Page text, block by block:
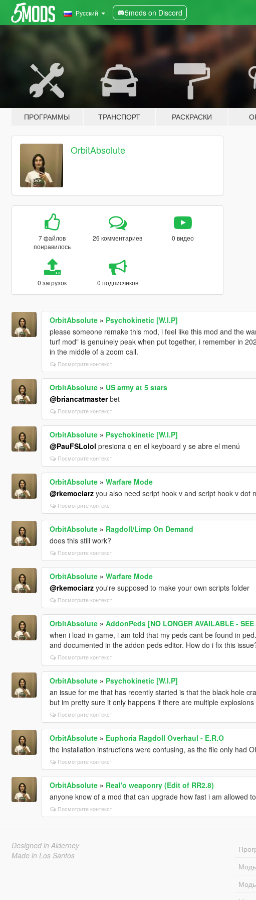
Русский 5mods on Discord
ПРОГРАММЫ ТРАНСПОРТ РАСКРАСКИ
OrbitAbsolute
7 файлов
понравилось
26 комментариев 0 видео
0 загрузок 0 подписчиков
OrbitAbsolute» Psychokinetic [W.I.P]
please someone remake this mod, i feel like this mod and the
turf mod" is genuinely peak when put together, i remember in
in the middle of a zoom call.
Посмотрите контекст
OrbitAbsolute» US army at 5 stars
@briancatmasterbet
Посмотрите контекст
OrbitAbsolute» Psychokinetic [W.I.P]
@PauFSLolol presiona q en el keyboard y se abre el menú
Посмотрите контекст
OrbitAbsolute» Warfare Mode
@rkemociarzyou also need script hook v and script hook v dot
Посмотрите контекст
OrbitAbsolute» Ragdoll/Limp On Demand
does this still work?
Посмотрите контекст
OrbitAbsolute» Warfare Mode
@rkemociarzyou're supposed to make your own scripts folder
Посмотрите контекст
OrbitAbsolute» AddonPeds [NO LONGER AVAILABLE - SEE
when i load in game, i am told that my peds cant be found in
and documented in the addon peds editor. How do i fix this
Посмотрите контекст
OrbitAbsolute» Psychokinetic [W.I.P]
an issue for me that has recently started is that the black hole
but im pretty sure it only happens if there are multiple
Посмотрите контекст
OrbitAbsolute» Euphoria Ragdoll Overhaul - E.R.O
the installation instructions were confusing, as the file only had
Посмотрите контекст
OrbitAbsolute» Real'o weaponry (Edit of RR2.8)
anyone know of a mod that can upgrade how fast i am allowed
Посмотрите контекст
Designed in Alderney
Made in Los Santos